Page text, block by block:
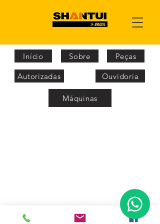
Início
Máquinas
Peças
Sobre
Autorizadas Ouvidoria